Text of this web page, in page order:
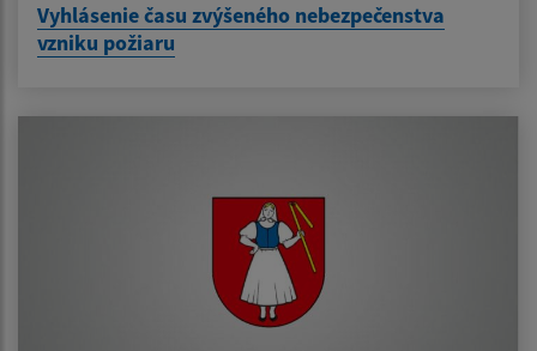
Vyhlásenie času zvýšeného nebezpečenstva
vzniku požiaru